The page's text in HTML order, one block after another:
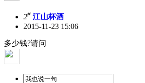
2# 江山杯酒
2015-11-23 15:06
多少钱?请问